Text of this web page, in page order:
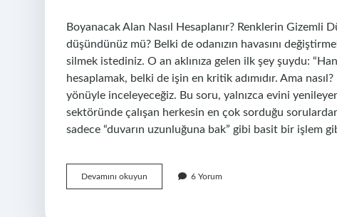
Boyanacak Alan Nasıl Hesaplanır? Renklerin Gizemli
düşündünüz mü? Belki de odanızın havasını
silmek istediniz. O an aklınıza gelen ilk şey şuydu:
hesaplamak, belki de işin en kritik adımıdır. Ama
yönüyle inceleyeceğiz. Bu soru, yalnızca evini
sektöründe çalışan herkesin en çok sorduğu
sadece “duvarın uzunluğuna bak” gibi basit bir işlem
Devamını okuyun Boyanacak
alan
6 Yorum